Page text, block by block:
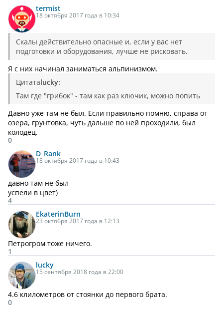
termist
18 октября 2017 года в 10:34
Скалы действительно опасные и, если у вас нет
подготовки и оборудования, лучше не рисковать.
Я с них начинал заниматься альпинизмом.
Цитатаlucky:
Там где "грибок" - там как раз ключик, можно попить
Давно уже там не был. Если правильно помню, справа от
озера, грунтовка, чуть дальше по ней проходили, был
колодец.
0
D_Rank
18 октября 2017 года в 10:43
давно там не был
успели в цвет)
4
EkaterinBurn
23 октября 2017 года в 12:13
Петрогром тоже ничего.
1
lucky
15 сентября 2018 года в 22:00
4.6 клилометров от стоянки до первого брата.
0